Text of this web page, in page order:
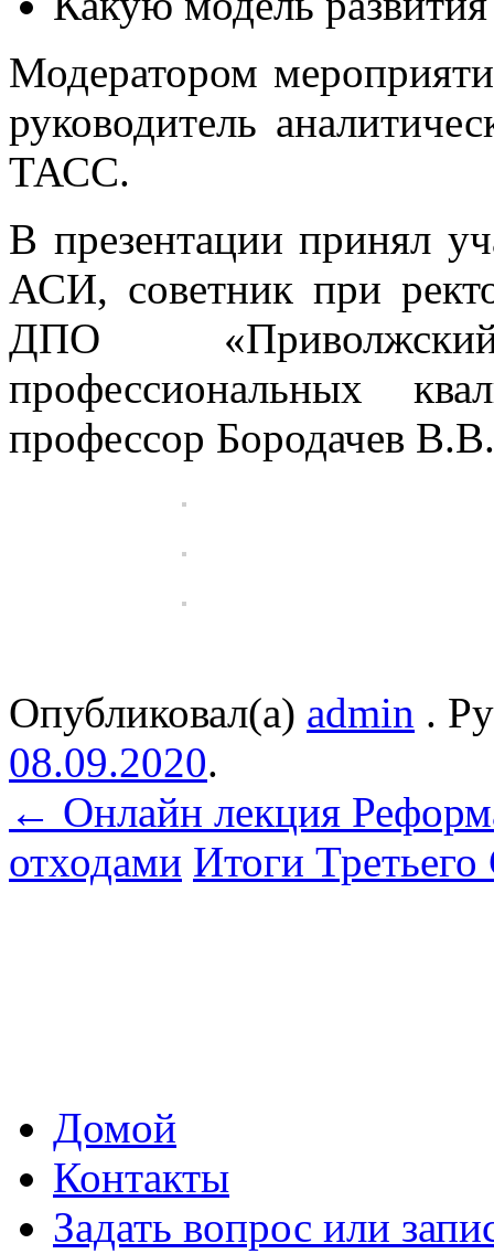
Модератором
руководитель
ТАСС.
В презентации принял
АСИ, советник при
ДПО
профессиональных
профессор Бородачев В.В.
Опубликовал(а) admin .
08.09.2020.
← Онлайн лекция
отходами Итоги
Домой
Контакты
Задать вопрос или